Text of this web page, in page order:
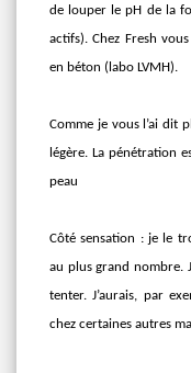
de louper le pH de la
actifs). Chez Fresh
en béton (labo LVMH).
Comme je vous l’ai dit
légère. La pénétration
peau
Côté sensation : je le
au plus grand nombre.
tenter. J’aurais, par
chez certaines autres